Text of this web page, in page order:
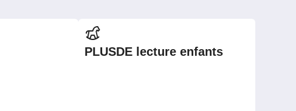
PLUSDE lecture enfants